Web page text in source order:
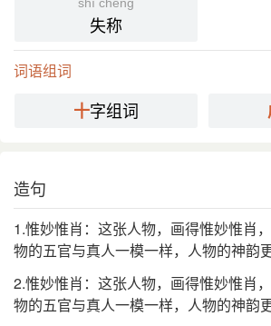
失称
词语组词
十字组词
造句
1.惟妙惟肖：这张人物，画得惟妙惟肖
物的五官与真人一模一样，人物的神韵
2.惟妙惟肖：这张人物，画得惟妙惟肖
物的五官与真人一模一样，人物的神韵